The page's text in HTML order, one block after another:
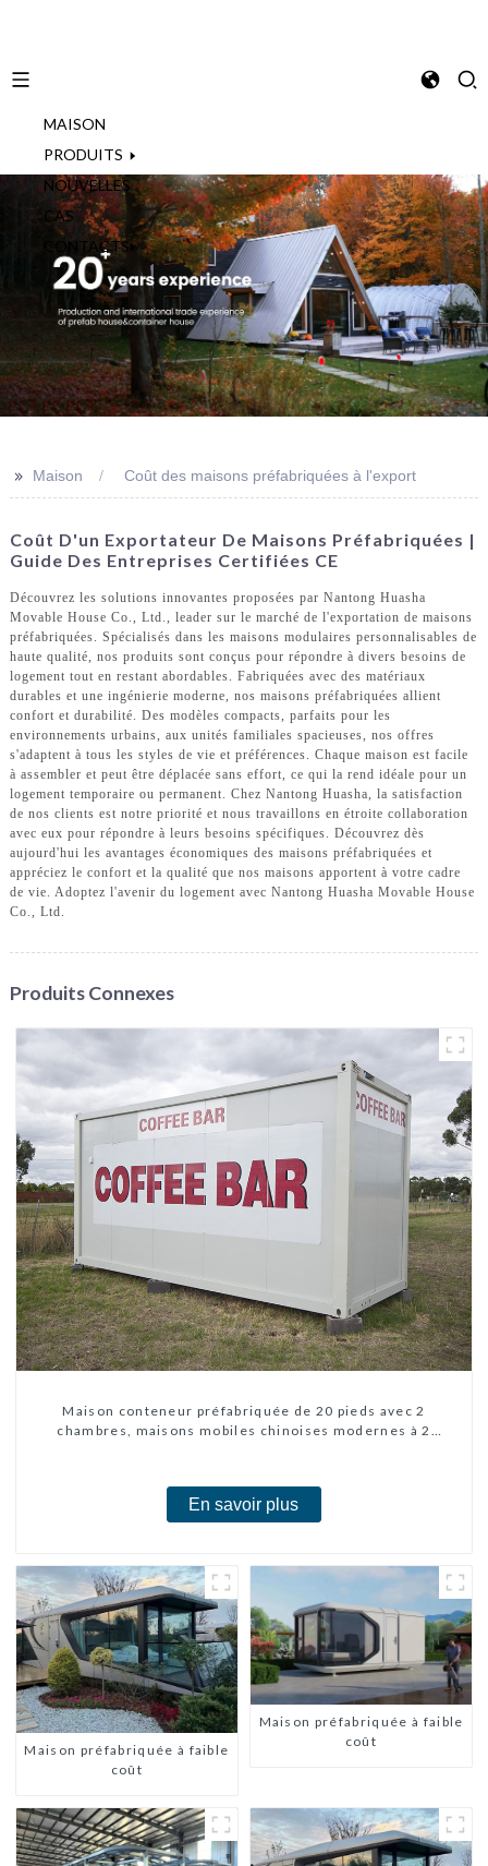
MAISON
PRODUITS
NOUVELLES
CAS
CONTACTS
>> Maison Coût des maisons préfabriquées à l'export
Coût D'un Exportateur De Maisons Préfabriquées |
Guide Des Entreprises Certifiées CE
Découvrez les solutions innovantes proposées par Nantong Huasha
Movable House Co., Ltd., leader sur le marché de l'exportation de maisons
préfabriquées. Spécialisés dans les maisons modulaires personnalisables de
haute qualité, nos produits sont conçus pour répondre à divers besoins de
logement tout en restant abordables. Fabriquées avec des matériaux
durables et une ingénierie moderne, nos maisons préfabriquées allient
confort et durabilité. Des modèles compacts, parfaits pour les
environnements urbains, aux unités familiales spacieuses, nos offres
s'adaptent à tous les styles de vie et préférences. Chaque maison est facile
à assembler et peut être déplacée sans effort, ce qui la rend idéale pour un
logement temporaire ou permanent. Chez Nantong Huasha, la satisfaction
de nos clients est notre priorité et nous travaillons en étroite collaboration
avec eux pour répondre à leurs besoins spécifiques. Découvrez dès
aujourd'hui les avantages économiques des maisons préfabriquées et
appréciez le confort et la qualité que nos maisons apportent à votre cadre
de vie. Adoptez l'avenir du logement avec Nantong Huasha Movable House
Co., Ltd.
Produits Connexes
Maison conteneur préfabriquée de 20 pieds avec 2
chambres, maisons mobiles chinoises modernes à 2
En savoir plus
Maison préfabriquée à faible
coût
Maison préfabriquée à faible
coût